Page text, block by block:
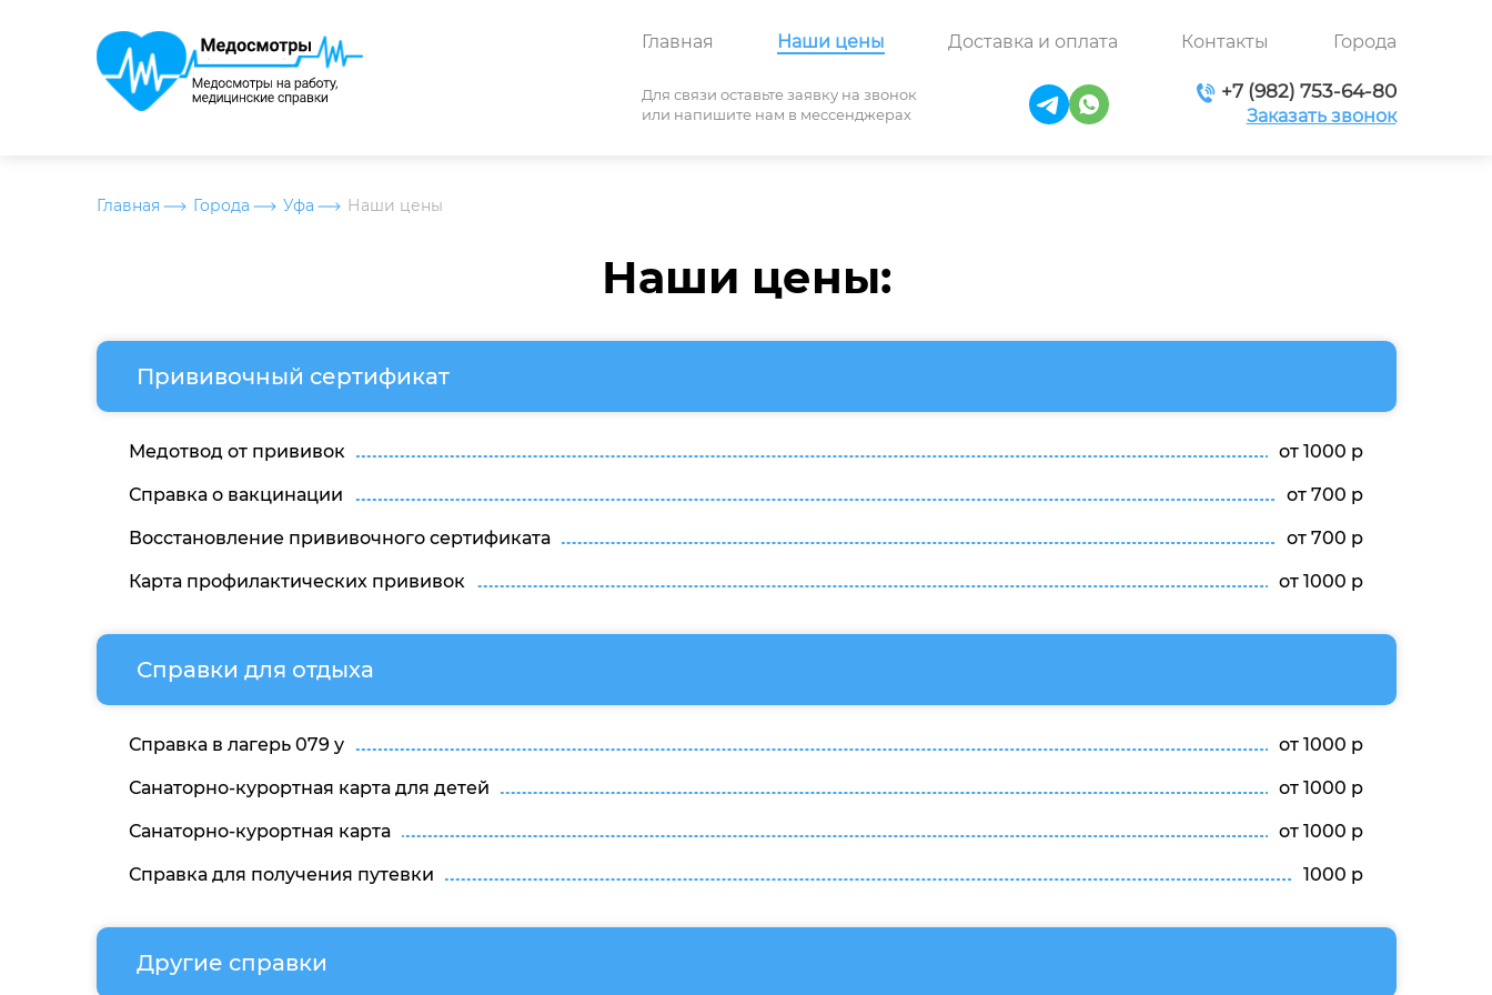
Главная Наши цены Доставка и оплата Контакты Города
Для связи оставьте заявку на звонок
или напишите нам в мессенджерах
+7 (982) 753-64-80
Заказать звонок
Главная Города Уфа Наши цены
Наши цены:
Прививочный сертификат
Медотвод от прививок от 1000 р
Справка о вакцинации от 700 р
Восстановление прививочного сертификата от 700 р
Карта профилактических прививок от 1000 р
Справки для отдыха
Справка в лагерь 079 у от 1000 р
Санаторно-курортная карта для детей от 1000 р
Санаторно-курортная карта от 1000 р
Справка для получения путевки 1000 р
Другие справки